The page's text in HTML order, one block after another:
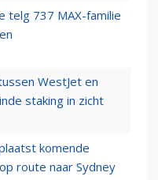
telg 737 MAX-familie
WestJet en
staking in zicht
komende
route naar Sydney